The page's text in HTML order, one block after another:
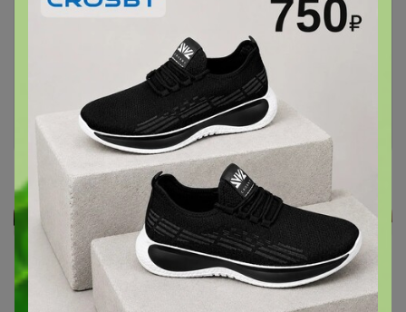
Чтобы ответить или задать вопрос
необходимо авторизоваться на сайте
Это займет меньше минуты
Войти Зарегистрироваться
Реклама
Как здесь все устроено?